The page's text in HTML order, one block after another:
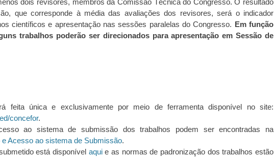
que corresponde à média das avaliações dos revisores, será o indicador
científicos e apresentação nas sessões paralelas do Congresso. Em função
trabalhos poderão ser direcionados para apresentação em Sessão de
feita única e exclusivamente por meio de ferramenta disponível no site:
concefor.
ao sistema de submissão dos trabalhos podem ser encontradas na
Acesso ao sistema de Submissão.
está disponível aquie as normas de padronização dos trabalhos estão